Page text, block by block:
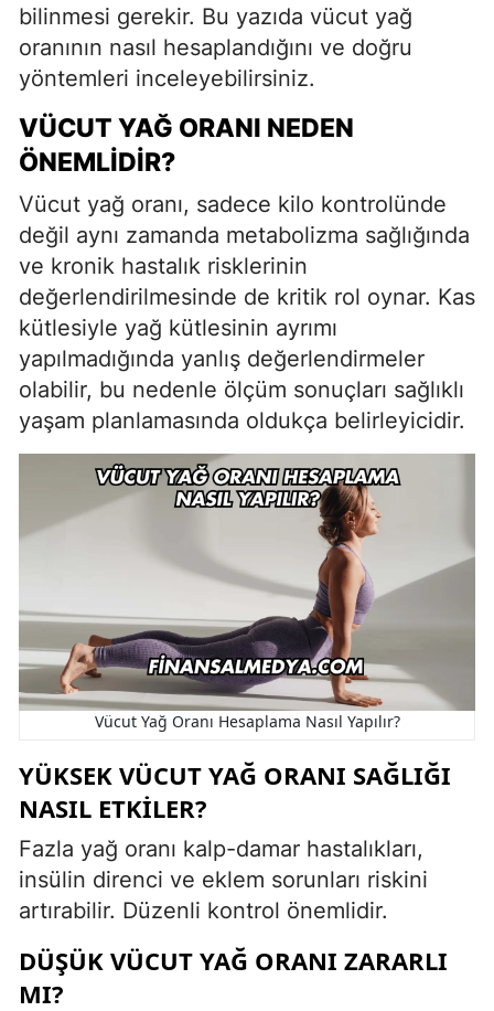
bilinmesi gerekir. Bu yazıda vücut yağ
oranının nasıl hesaplandığını ve doğru
yöntemleri inceleyebilirsiniz.
VÜCUT YAĞ ORANI NEDEN
ÖNEMLIDIR?
Vücut yağ oranı, sadece kilo kontrolünde
değil aynı zamanda metabolizma sağlığında
ve kronik hastalık risklerinin
değerlendirilmesinde de kritik rol oynar. Kas
kütlesiyle yağ kütlesinin ayrımı
yapılmadığında yanlış değerlendirmeler
olabilir, bu nedenle ölçüm sonuçları sağlıklı
yaşam planlamasında oldukça belirleyicidir.
Vücut Yağ Oranı Hesaplama Nasıl Yapılır?
YÜKSEK VÜCUT YAĞ ORANI SAĞLIĞI
NASIL ETKILER?
Fazla yağ oranı kalp-damar hastalıkları,
insülin direnci ve eklem sorunları riskini
artırabilir. Düzenli kontrol önemlidir.
DÜŞÜK VÜCUT YAĞ ORANI ZARARLI
MI?